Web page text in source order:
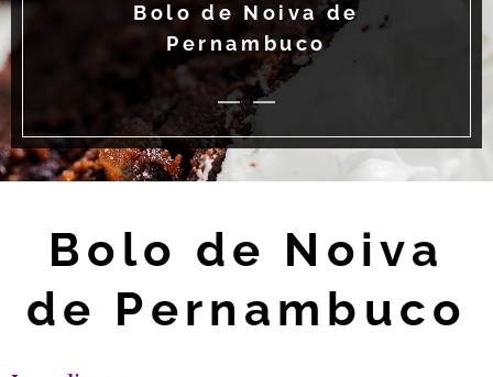
Bolo de Noiva de
Pernambuco
Bolo de Noiva
de Pernambuco